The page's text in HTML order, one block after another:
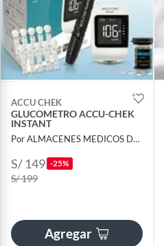
ACCU CHEK
GLUCOMETRO ACCU-CHEK
INSTANT
Por ALMACENES MEDICOS DEL PERU
S/ 149 -25%
S/ 199
Agregar